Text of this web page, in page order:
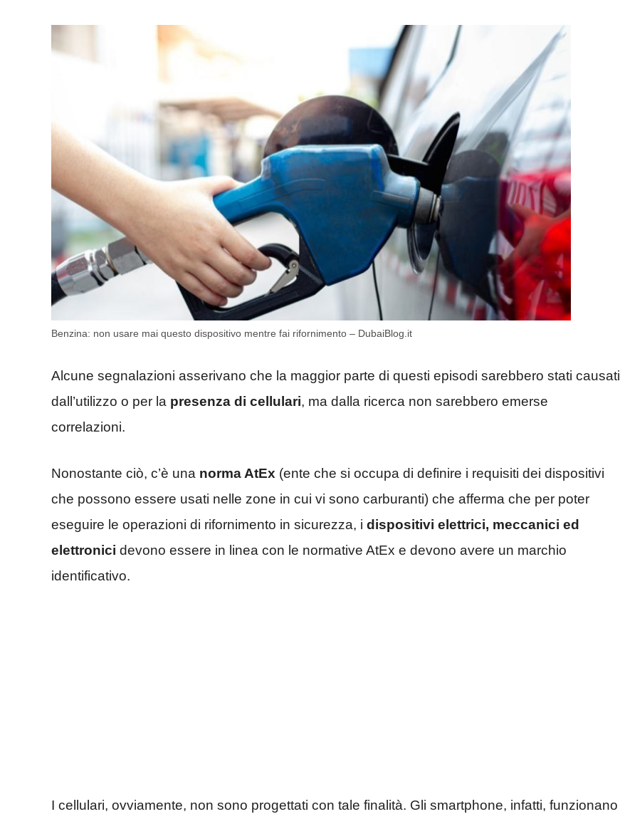
Benzina: non usare mai questo dispositivo mentre fai rifornimento – DubaiBlog.it
Alcune segnalazioni asserivano che la maggior parte di questi episodi sarebbero stati causati
dall’utilizzo o per la presenza di cellulari, ma dalla ricerca non sarebbero emerse
correlazioni.
Nonostante ciò, c’è una norma AtEx (ente che si occupa di definire i requisiti dei dispositivi
che possono essere usati nelle zone in cui vi sono carburanti) che afferma che per poter
eseguire le operazioni di rifornimento in sicurezza, i dispositivi elettrici, meccanici ed
elettronici devono essere in linea con le normative AtEx e devono avere un marchio
identificativo.
I cellulari, ovviamente, non sono progettati con tale finalità. Gli smartphone, infatti, funzionano